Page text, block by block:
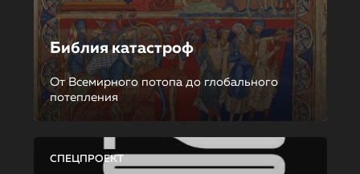
Библия катастроф
От Всемирного потопа до глобального
потепления
СПЕЦПРОЕКТ